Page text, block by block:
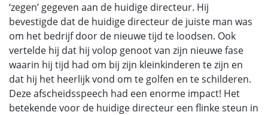
‘zegen’ gegeven aan de huidige directeur. Hij
bevestigde dat de huidige directeur de juiste man was
om het bedrijf door de nieuwe tijd te loodsen. Ook
vertelde hij dat hij volop genoot van zijn nieuwe fase
waarin hij tijd had om bij zijn kleinkinderen te zijn en
dat hij het heerlijk vond om te golfen en te schilderen.
Deze afscheidsspeech had een enorme impact! Het
betekende voor de huidige directeur een flinke steun in